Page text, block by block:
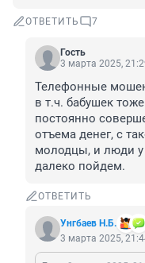
ОТВЕТИТЬ 7
Гость
3 марта 2025,
Телефонные
в т.ч. бабушек
постоянно
отъема денег, с
молодцы, и люди у
далеко пойдем.
ОТВЕТИТЬ
Унгбаев Н.Б.
3 марта 2025,